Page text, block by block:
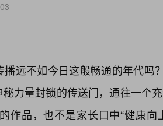
远不如今日这般畅通的年代吗
力量封锁的传送门，通往一个
作品，也不是家长口中“健康向